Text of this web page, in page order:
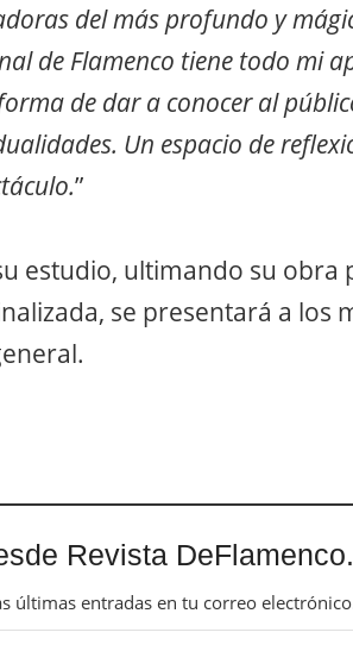
del más profundo y
de Flamenco tiene todo mi
de dar a conocer al
Un espacio de
”
estudio, ultimando su obra
se presentará a los
Revista
últimas entradas en tu correo